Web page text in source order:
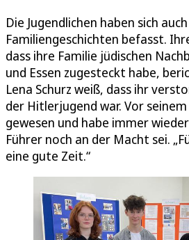
Die Jugendlichen haben sich
Familiengeschichten befasst.
dass ihre Familie jüdischen
und Essen zugesteckt habe,
Lena Schurz weiß, dass ihr
der Hitlerjugend war. Vor
gewesen und habe immer
Führer noch an der Macht sei.
eine gute Zeit.“